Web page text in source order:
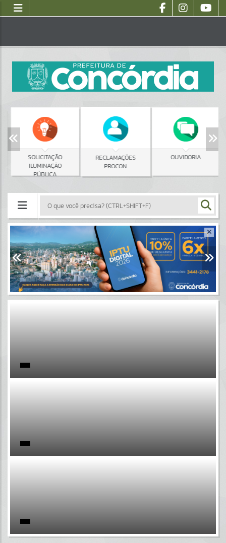
SOLICITAÇÃO
ILUMINAÇÃO
PÚBLICA
RECLAMAÇÕES
PROCON
OUVIDORIA
Portais
Por favor, aguarde...
Por favor, aguarde...
Por favor, aguarde...